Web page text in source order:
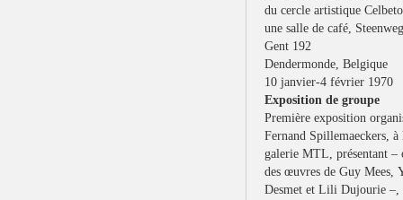
du cercle artistique
une salle de café,
Gent 192
Dendermonde, Belgique
10 janvier-4 février 1970
Exposition de groupe
Première exposition
Fernand Spillemaeckers, à
galerie MTL, présentant –
des œuvres de Guy Mees,
Desmet et Lili Dujourie –,